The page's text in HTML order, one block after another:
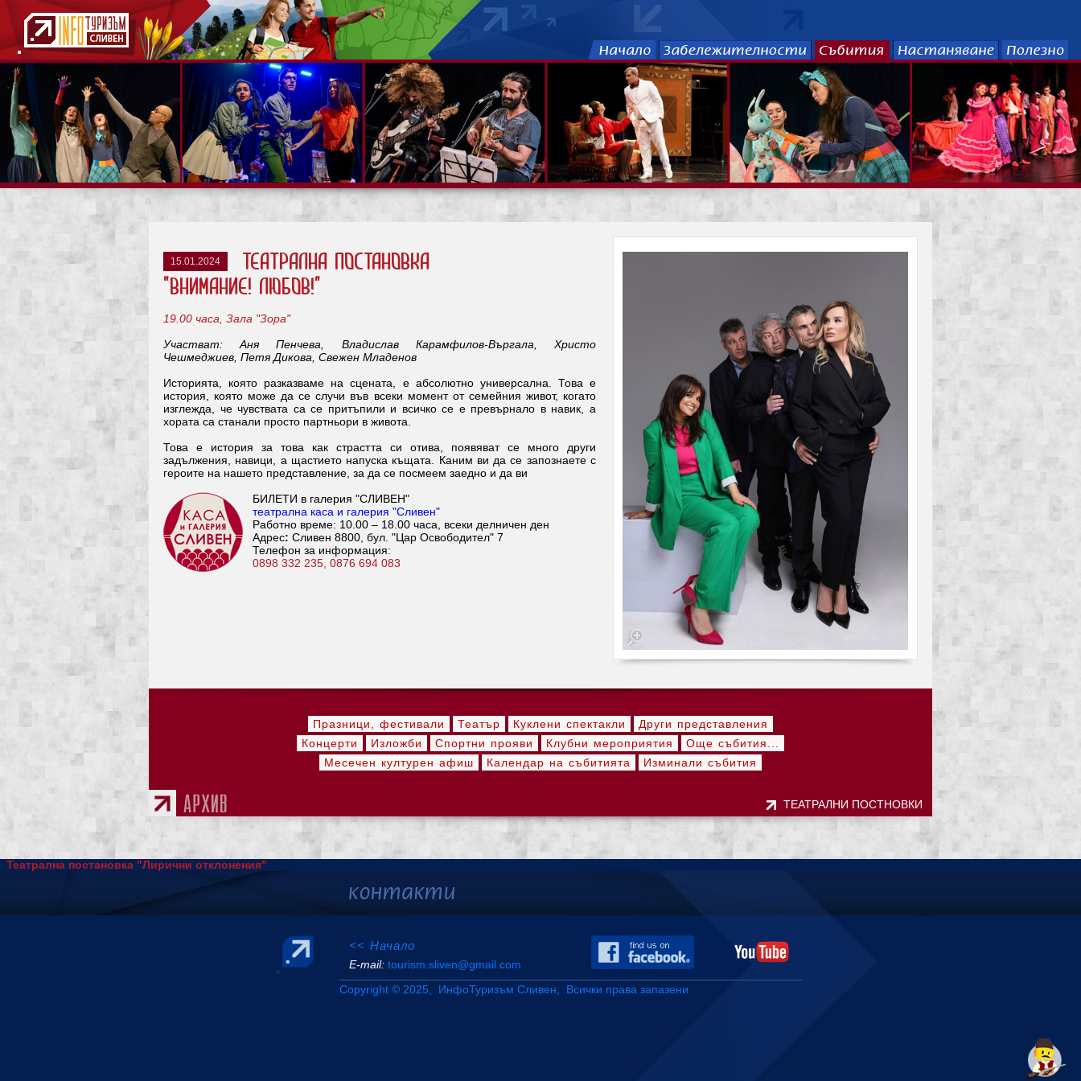
15.01.2024
театрална постановка
"ВНИМАНИЕ! ЛЮБОВ!"
19.00 часа, Зала "Зора"
Участват: Аня Пенчева, Владислав Карамфилов-Въргала, Христо
Чешмеджиев, Петя Дикова, Свежен Младенов
Историята, която разказваме на сцената, е абсолютно универсална. Това е
история, която може да се случи във всеки момент от семейния живот, когато
изглежда, че чувствата са се притъпили и всичко се е превърнало в навик, а
хората са станали просто партньори в живота.
Това е история за това как страстта си отива, появяват се много други
задължения, навици, а щастието напуска къщата. Каним ви да се запознаете с
героите на нашето представление, за да се посмеем заедно и да ви
БИЛЕТИ в галерия "СЛИВЕН"
театрална каса и галерия "Сливен"
Работно време: 10.00 – 18.00 часа, всеки делничен ден
Адрес: Сливен 8800, бул. "Цар Освободител" 7
Телефон за информация:
0898 332 235, 0876 694 083
Празници, фестивали Театър Куклени спектакли
Други представления
Концерти
Изложби Спортни прояви Клубни мероприятия
Още събития...
Месечен културен афиш
Календар на събитията Изминали събития
ТЕАТРАЛНИ ПОСТНОВКИ
Театрална постановка "Лирични отклонения"
<< Начало
Е-mail: tourism.sliven@gmail.com
Copyright © 2025, ИнфоТуризъм Сливен, Всички права запазени